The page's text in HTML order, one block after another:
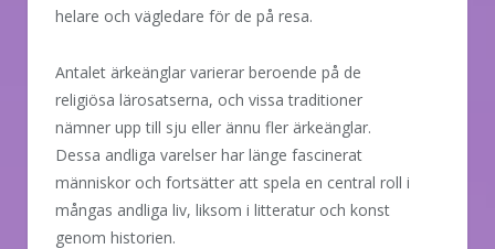
helare och vägledare för de på resa.
Antalet ärkeänglar varierar beroende på de
religiösa lärosatserna, och vissa traditioner
nämner upp till sju eller ännu fler ärkeänglar.
Dessa andliga varelser har länge fascinerat
människor och fortsätter att spela en central roll i
mångas andliga liv, liksom i litteratur och konst
genom historien.